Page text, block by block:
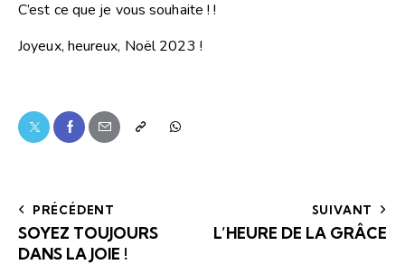
C’est ce que je vous souhaite ! !
Joyeux, heureux, Noël 2023 !
PRÉCÉDENT
SOYEZ TOUJOURS
DANS LA JOIE !
SUIVANT
L’HEURE DE LA GRÂCE